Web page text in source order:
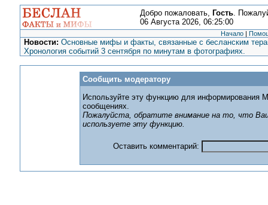
Добро пожаловать, Гость.
06 Августа 2026, 06:25:00
Начало |
Новости: Основные мифы и факты, связанные с бесланским
Хронология событий 3 сентября по минутам в фотографиях.
Сообщить модератору
Используйте эту функцию для информирования
сообщениях.
Пожалуйста, обратите внимание на то, что
используете эту функцию.
Оставить комментарий: